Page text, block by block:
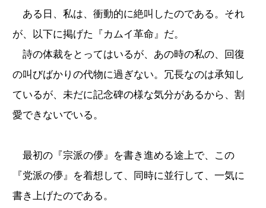
ある日、私は、衝動的に絶叫したのである。それ
が、以下に掲げた『カムイ革命』だ。
詩の体裁をとってはいるが、あの時の私の、回復
の叫びばかりの代物に過ぎない。冗長なのは承知し
ているが、未だに記念碑の様な気分があるから、割
愛できないでいる。
最初の『宗派の儚』を書き進める途上で、この
『党派の儚』を着想して、同時に並行して、一気に
書き上げたのである。